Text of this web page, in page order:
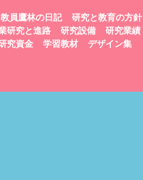
教員鷹林の日記
研究と教育の方針
研究と進路 研究設備 研究業績
究資金 学習教材
デザイン集